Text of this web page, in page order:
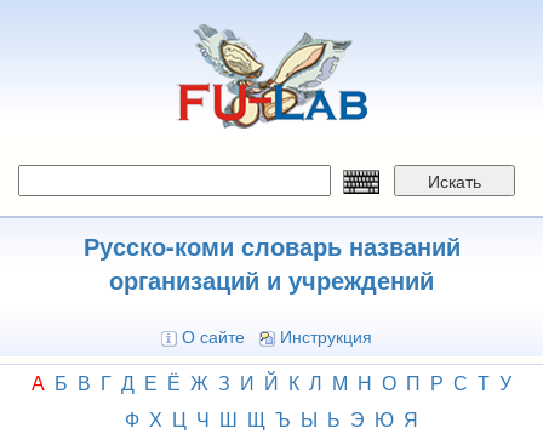
Искать
Русско-коми словарь названий
организаций и учреждений
О сайте Инструкция
А Б В Г Д Е Ё Ж З И Й К Л М Н О П Р С Т У
Ф Х Ц Ч Ш Щ Ъ Ы Ь Э Ю Я